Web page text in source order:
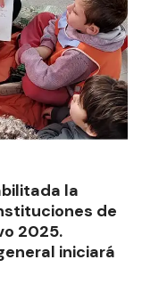
la
de
2025.
iniciará